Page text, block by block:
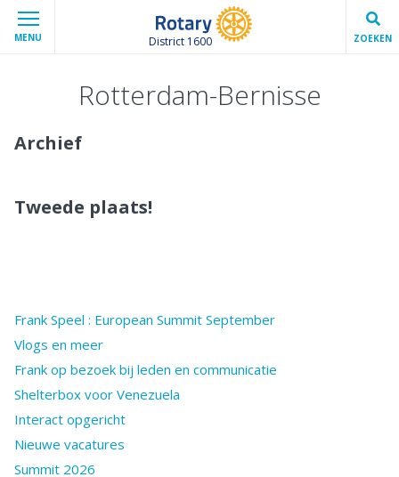
MENU District 1600 ZOEKEN
Rotterdam-Bernisse
Archief
Tweede plaats!
Frank Speel : European Summit September
Vlogs en meer
Frank op bezoek bij leden en communicatie
Shelterbox voor Venezuela
Interact opgericht
Nieuwe vacatures
Summit 2026